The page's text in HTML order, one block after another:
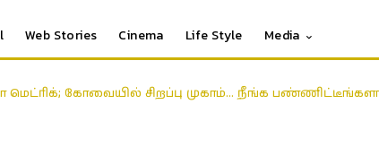
Web Stories Cinema Life Style Media
இருவர் கைது; ஒருவருக்கு கை முறிவு!